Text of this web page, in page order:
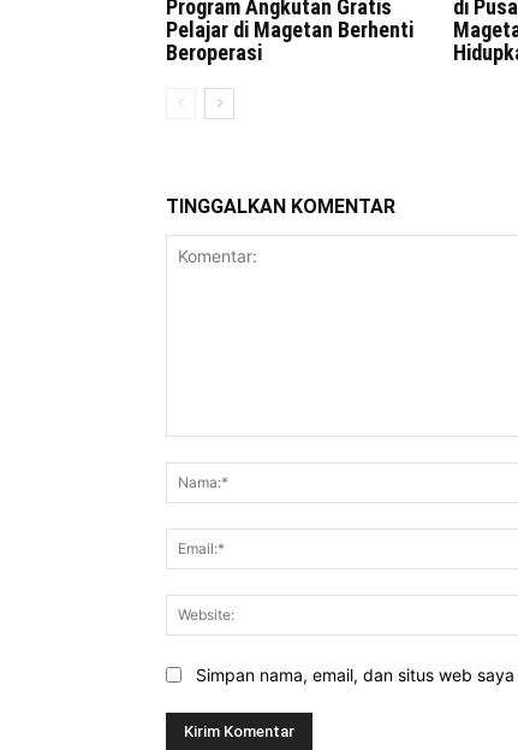
Program Angkutan Gratis
Pelajar di Magetan Berhenti
Beroperasi
di
TINGGALKAN KOMENTAR
Simpan nama, email, dan situs web